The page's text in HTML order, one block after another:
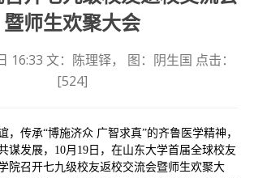
暨师生欢聚大会
16:33 文：陈理铎， 图：阴生国 点击：
[524]
，传承“博施济众 广智求真”的齐鲁医学精神，
谋发展，10月19日，在山东大学首届全球校友
院召开七九级校友返校交流会暨师生欢聚大